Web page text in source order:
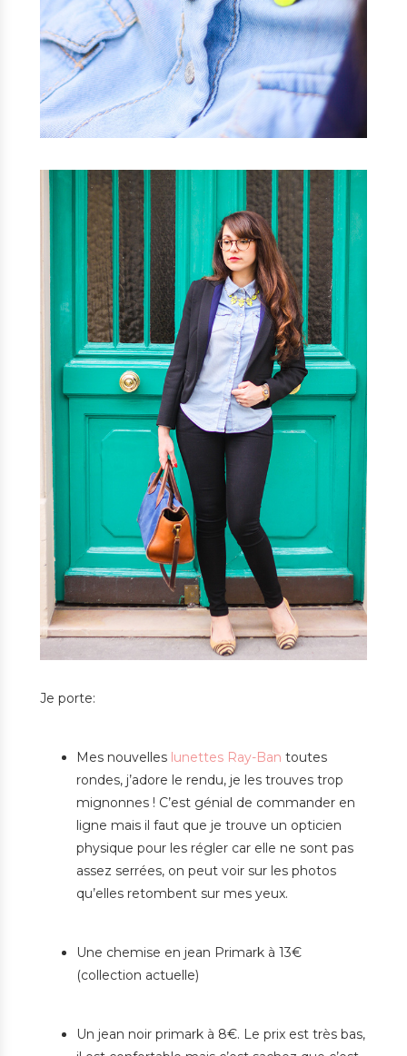
Je porte:
Mes nouvelles lunettes Ray-Ban toutes
rondes, j’adore le rendu, je les trouves trop
mignonnes ! C’est génial de commander en
ligne mais il faut que je trouve un opticien
physique pour les régler car elle ne sont pas
assez serrées, on peut voir sur les photos
qu’elles retombent sur mes yeux.
Une chemise en jean Primark à 13€
(collection actuelle)
Un jean noir primark à 8€. Le prix est très bas,